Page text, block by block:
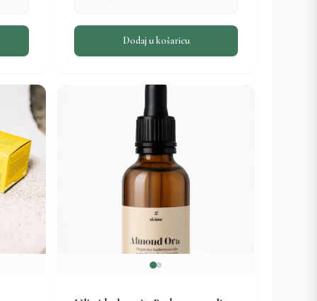
Dodaj u košaricu